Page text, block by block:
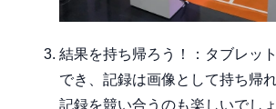
結果を持ち帰ろう！：タブレッ
でき、記録は画像として持ち帰
記録を競い合うのも楽しいでしょ